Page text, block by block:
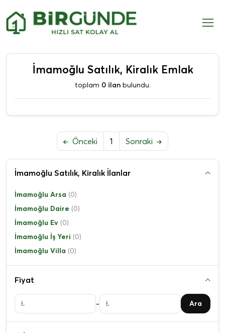
İmamoğlu Satılık, Kiralık İlanlar
İmamoğlu Arsa (0)
İmamoğlu Daire (0)
İmamoğlu Ev (0)
İmamoğlu İş Yeri (0)
İmamoğlu Villa (0)
Fiyat
- Ara
İmamoğlu Satılık, Kiralık Emlak
toplam 0 ilanbulundu.
Önceki 1 Sonraki